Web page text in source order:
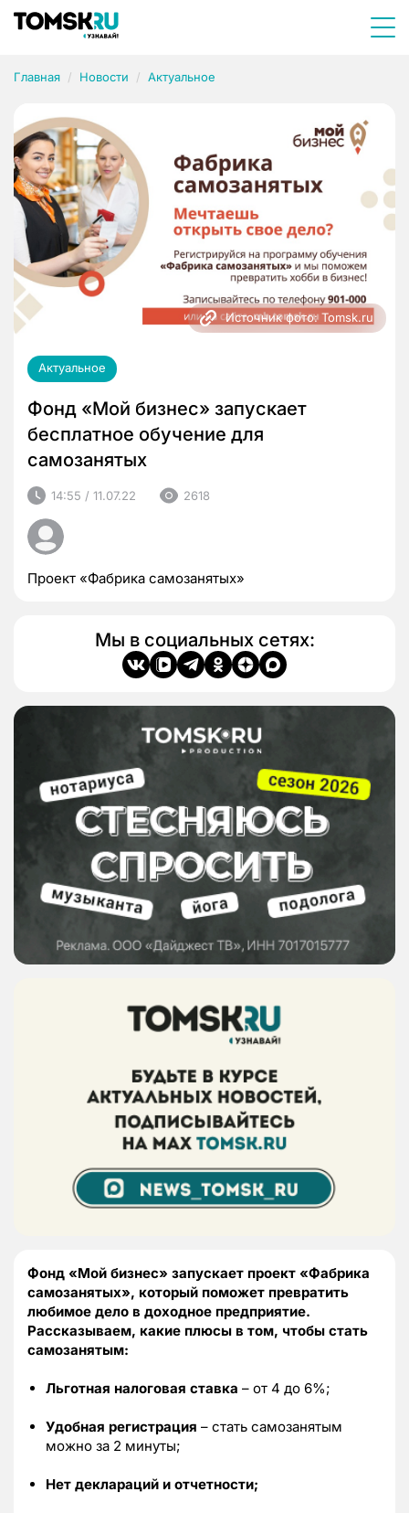
Главная Новости Актуальное
Источник фото: Tomsk.ru
Актуальное
Фонд «Мой бизнес» запускает
бесплатное обучение для
самозанятых
14:55 / 11.07.22 2618
Проект «Фабрика самозанятых»
Мы в социальных сетях:
Фонд «Мой бизнес» запускает проект «Фабрика
самозанятых», который поможет превратить
любимое дело в доходное предприятие.
Рассказываем, какие плюсы в том, чтобы стать
самозанятым:
Льготная налоговая ставка – от 4 до 6%;
Удобная регистрация – стать самозанятым
можно за 2 минуты;
Нет деклараций и отчетности;